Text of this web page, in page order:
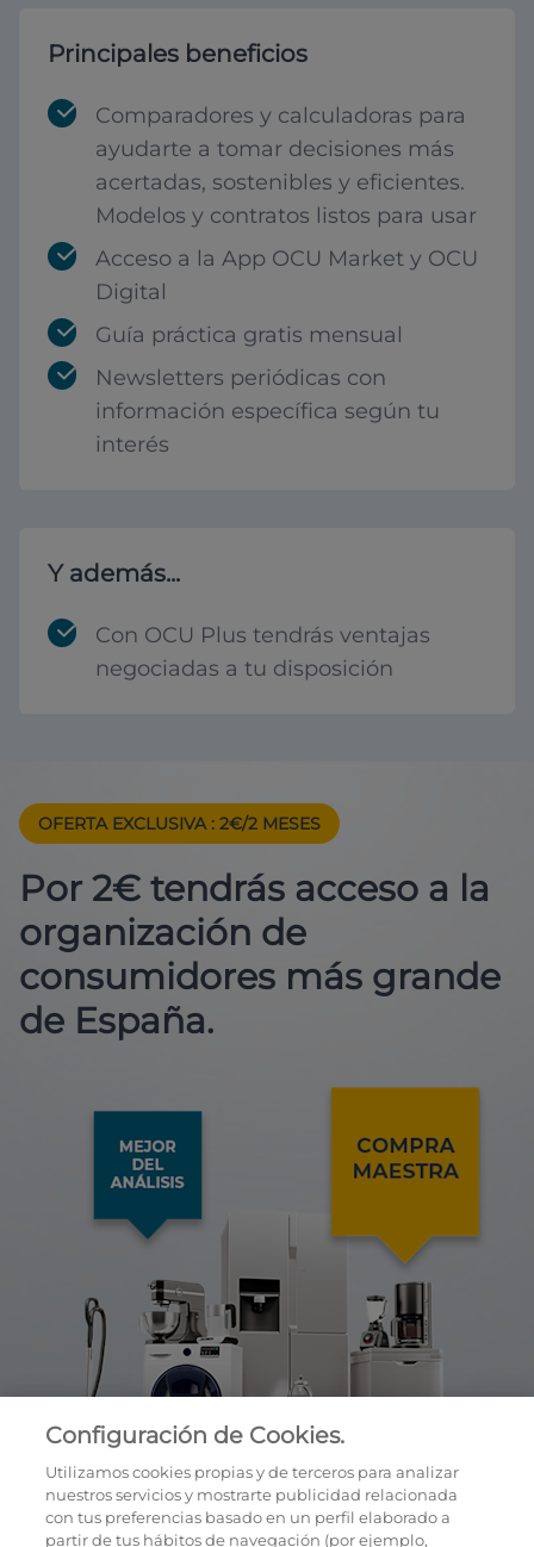
Principales beneficios
Comparadores y calculadoras para
ayudarte a tomar decisiones más
acertadas, sostenibles y eficientes.
Modelos y contratos listos para usar
Acceso a la App OCU Market y OCU
Digital
Guía práctica gratis mensual
Newsletters periódicas con
información específica según tu
interés
Y además...
Con OCU Plus tendrás ventajas
negociadas a tu disposición
OFERTA EXCLUSIVA : 2€/2 MESES
Por 2€ tendrás acceso a la
organización de
consumidores más grande
de España.
Configuración de Cookies.
Utilizamos cookies propias y de terceros para analizar
nuestros servicios y mostrarte publicidad relacionada
con tus preferencias basado en un perfil elaborado a
partir de tus hábitos de navegación (por ejemplo,